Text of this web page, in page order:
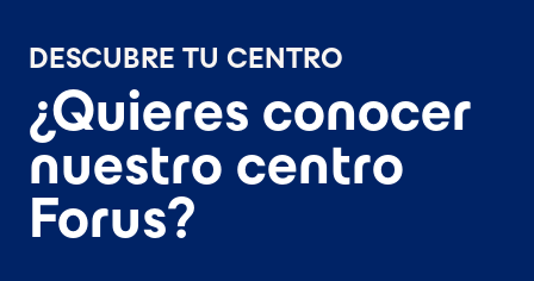
DESCUBRE TU CENTRO
¿Quieres conocer
nuestro centro
Forus?